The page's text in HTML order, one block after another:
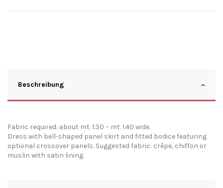
Beschreibung
Fabric required: about mt. 1.30 – mt. 1.40 wide.
Dress with bell-shaped panel skirt and fitted bodice featuring
optional crossover panels. Suggested fabric: crêpe, chiffon or
muslin with satin lining.